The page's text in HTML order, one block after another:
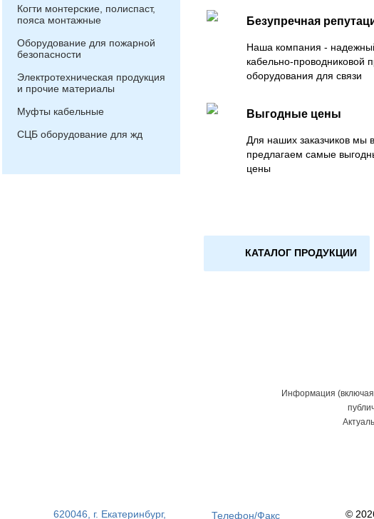
Когти монтерские, полиспаст,
пояса монтажные
Оборудование для пожарной
безопасности
Электротехническая продукция
и прочие материалы
Муфты кабельные
СЦБ оборудование для жд
Безупречная
Наша компания -
кабельно-проводниковой
оборудования для связи
Выгодные цены
Для наших заказчиков мы
предлагаем самые
цены
КАТАЛОГ ПРОДУКЦИИ
Информация
620046, г. Екатеринбург, Телефон/Факс ©